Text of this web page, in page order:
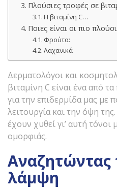
Πλούσιες τροφές σε
Η βιταμίνη C…
Ποιες είναι οι πιο
Φρούτα:
Λαχανικά
Δερματολόγοι και
βιταμίνη C είναι ένα από
για την επιδερμίδα μας με
λειτουργία και την όψη
έχουν χυθεί γι’ αυτή
ομορφιάς.
Αναζητώντας
λάμψη